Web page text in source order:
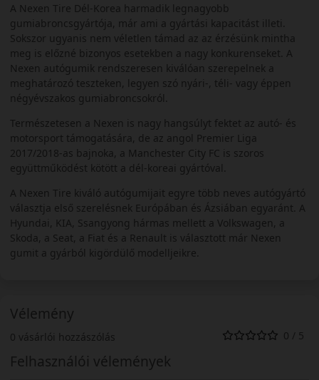
A Nexen Tire Dél-Korea harmadik legnagyobb
gumiabroncsgyártója, már ami a gyártási kapacitást illeti.
Sokszor ugyanis nem véletlen támad az az érzésünk mintha
meg is előzné bizonyos esetekben a nagy konkurenseket. A
Nexen autógumik rendszeresen kiválóan szerepelnek a
meghatározó teszteken, legyen szó nyári-, téli- vagy éppen
négyévszakos gumiabroncsokról.
Természetesen a Nexen is nagy hangsúlyt fektet az autó- és
motorsport támogatására, de az angol Premier Liga
2017/2018-as bajnoka, a Manchester City FC is szoros
együttműködést kötött a dél-koreai gyártóval.
A Nexen Tire kiváló autógumijait egyre több neves autógyártó
választja első szerelésnek Európában és Ázsiában egyaránt. A
Hyundai, KIA, Ssangyong hármas mellett a Volkswagen, a
Skoda, a Seat, a Fiat és a Renault is választott már Nexen
gumit a gyárból kigördülő modelljeikre.
Vélemény
0 vásárlói hozzászólás 0 / 5
Felhasználói vélemények